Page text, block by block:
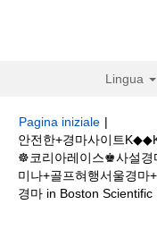
Lingua
Pagina iniziale |
안전한+경마사이트
☸코리아레이스♚사설
미나+골프혀행서울경마
경마 in Boston Scientific